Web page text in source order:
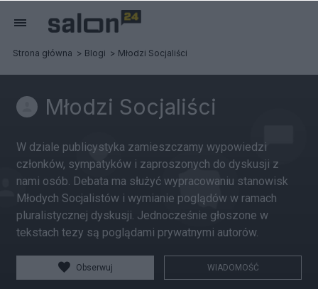
Strona główna Blogi Młodzi Socjaliści
Młodzi Socjaliści
W dziale publicystyka zamieszczamy wypowiedzi
członków, sympatyków i zaproszonych do dyskusji z
nami osób. Debata ma służyć wypracowaniu stanowisk
Młodych Socjalistów i wymianie poglądów w ramach
pluralistycznej dyskusji. Jednocześnie głoszone w
tekstach tezy są poglądami prywatnymi autorów.
Obserwuj WIADOMOŚĆ